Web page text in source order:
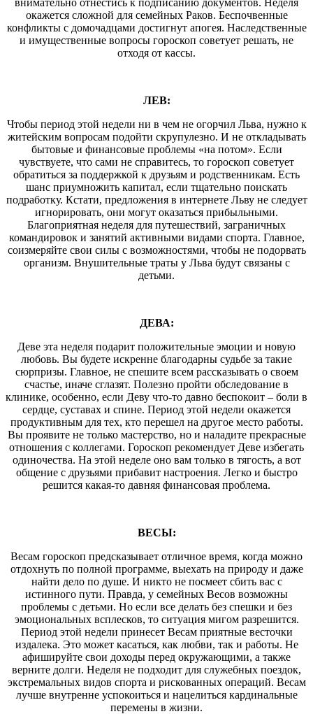
внимательно отнестись к подписанию документов. Неделя
окажется сложной для семейных Раков. Беспочвенные
конфликты с домочадцами достигнут апогея. Наследственные
и имущественные вопросы гороскоп советует решать, не
отходя от кассы.
ЛЕВ:
Чтобы период этой недели ни в чем не огорчил Льва, нужно к
житейским вопросам подойти скрупулезно. И не откладывать
бытовые и финансовые проблемы «на потом». Если
чувствуете, что сами не справитесь, то гороскоп советует
обратиться за поддержкой к друзьям и родственникам. Есть
шанс приумножить капитал, если тщательно поискать
подработку. Кстати, предложения в интернете Льву не следует
игнорировать, они могут оказаться прибыльными.
Благоприятная неделя для путешествий, заграничных
командировок и занятий активными видами спорта. Главное,
соизмеряйте свои силы с возможностями, чтобы не подорвать
организм. Внушительные траты у Льва будут связаны с
детьми.
ДЕВА:
Деве эта неделя подарит положительные эмоции и новую
любовь. Вы будете искренне благодарны судьбе за такие
сюрпризы. Главное, не спешите всем рассказывать о своем
счастье, иначе сглазят. Полезно пройти обследование в
клинике, особенно, если Деву что-то давно беспокоит – боли в
сердце, суставах и спине. Период этой недели окажется
продуктивным для тех, кто перешел на другое место работы.
Вы проявите не только мастерство, но и наладите прекрасные
отношения с коллегами. Гороскоп рекомендует Деве избегать
одиночества. На этой неделе оно вам только в тягость, а вот
общение с друзьями прибавит настроения. Легко и быстро
решится какая-то давняя финансовая проблема.
ВЕСЫ:
Весам гороскоп предсказывает отличное время, когда можно
отдохнуть по полной программе, выехать на природу и даже
найти дело по душе. И никто не посмеет сбить вас с
истинного пути. Правда, у семейных Весов возможны
проблемы с детьми. Но если все делать без спешки и без
эмоциональных всплесков, то ситуация мигом разрешится.
Период этой недели принесет Весам приятные весточки
издалека. Это может касаться, как любви, так и работы. Не
афишируйте свои доходы перед окружающими, а также
верните долги. Неделя не подходит для служебных поездок,
экстремальных видов спорта и рискованных операций. Весам
лучше внутренне успокоиться и нацелиться кардинальные
перемены в жизни.